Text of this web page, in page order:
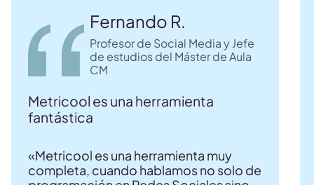
Fernando R.
Profesor de Social Media y Jefe
de estudios del Máster de Aula
CM
Metricool es una herramienta
fantástica
«Metricool es una herramienta muy
completa, cuando hablamos no solo de